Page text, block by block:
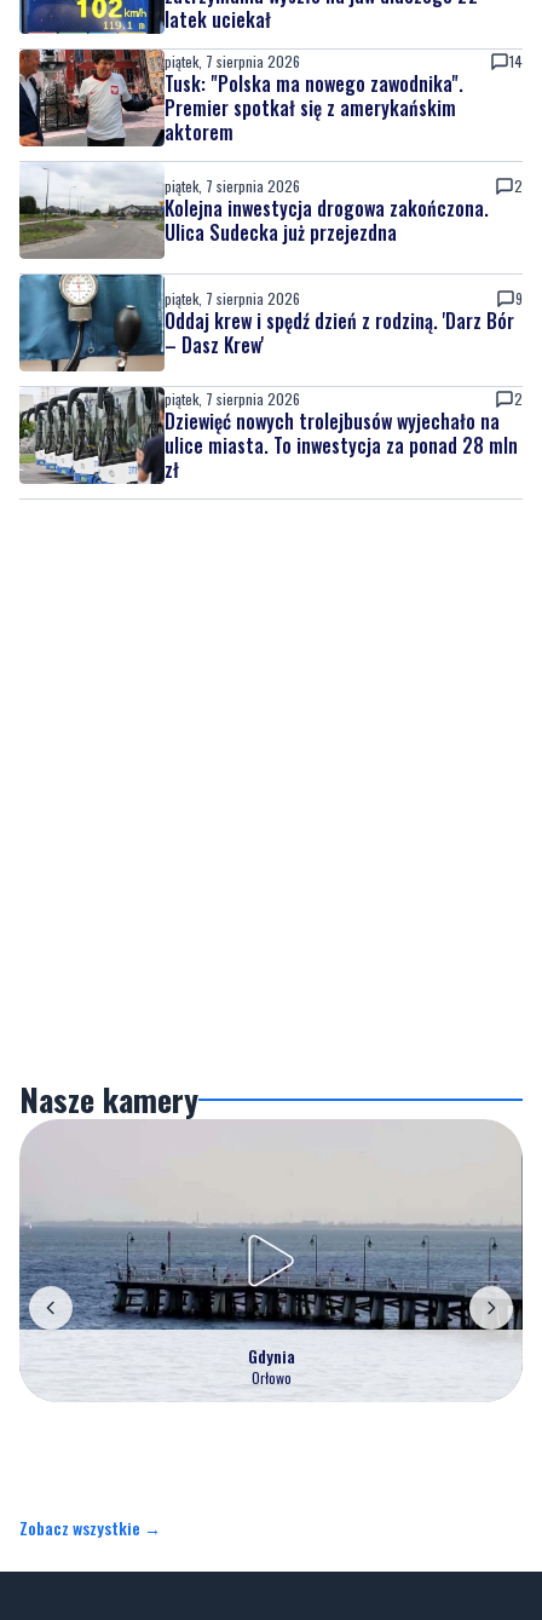
latek uciekał
piątek, 7 sierpnia 2026 14
Tusk: "Polska ma nowego zawodnika".
Premier spotkał się z amerykańskim
aktorem
piątek, 7 sierpnia 2026 2
Kolejna inwestycja drogowa zakończona.
Ulica Sudecka już przejezdna
piątek, 7 sierpnia 2026 9
Oddaj krew i spędź dzień z rodziną. 'Darz Bór
– Dasz Krew'
piątek, 7 sierpnia 2026 2
Dziewięć nowych trolejbusów wyjechało na
ulice miasta. To inwestycja za ponad 28 mln
zł
Nasze kamery
Gdynia
Orłowo
Zobacz wszystkie →